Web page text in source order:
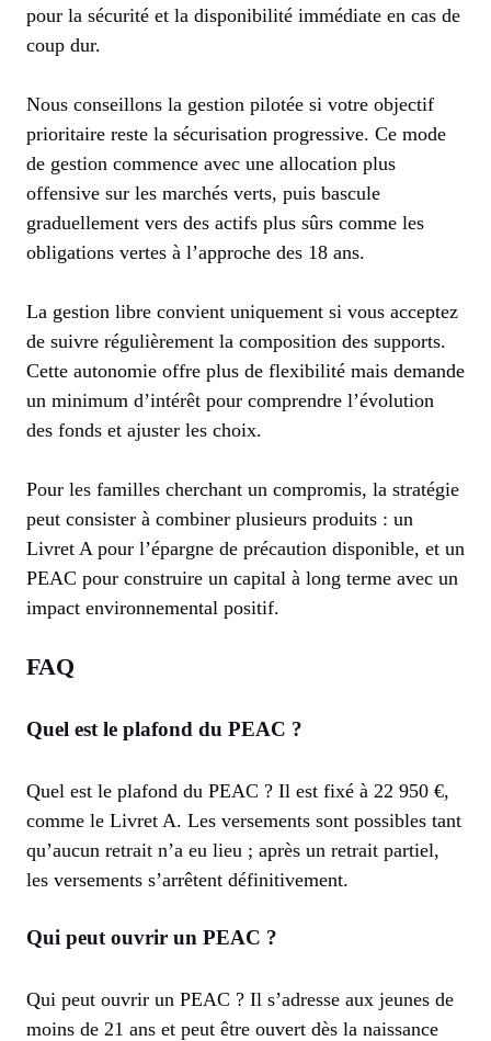
pour la sécurité et la disponibilité immédiate en cas de
coup dur.
Nous conseillons la gestion pilotée si votre objectif
prioritaire reste la sécurisation progressive. Ce mode
de gestion commence avec une allocation plus
offensive sur les marchés verts, puis bascule
graduellement vers des actifs plus sûrs comme les
obligations vertes à l’approche des 18 ans.
La gestion libre convient uniquement si vous acceptez
de suivre régulièrement la composition des supports.
Cette autonomie offre plus de flexibilité mais demande
un minimum d’intérêt pour comprendre l’évolution
des fonds et ajuster les choix.
Pour les familles cherchant un compromis, la stratégie
peut consister à combiner plusieurs produits : un
Livret A pour l’épargne de précaution disponible, et un
PEAC pour construire un capital à long terme avec un
impact environnemental positif.
FAQ
Quel est le plafond du PEAC ?
Quel est le plafond du PEAC ? Il est fixé à 22 950 €,
comme le Livret A. Les versements sont possibles tant
qu’aucun retrait n’a eu lieu ; après un retrait partiel,
les versements s’arrêtent définitivement.
Qui peut ouvrir un PEAC ?
Qui peut ouvrir un PEAC ? Il s’adresse aux jeunes de
moins de 21 ans et peut être ouvert dès la naissance